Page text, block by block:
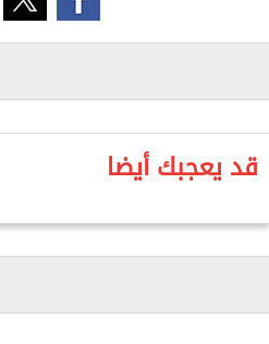
وقال الاتحاد في بيان "بعد
أضاف "المدرب ​داليتش،
الانتصارات والإنجازات والتأهل
وخارج الملعب".
قد يعجبك أيضا